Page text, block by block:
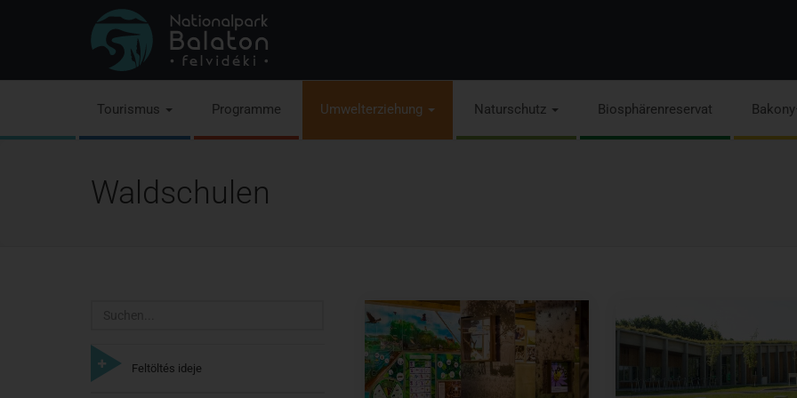
Tourismus Programme Umwelterziehung Naturschutz Biosphärenreservat
Waldschulen
Feltöltés ideje